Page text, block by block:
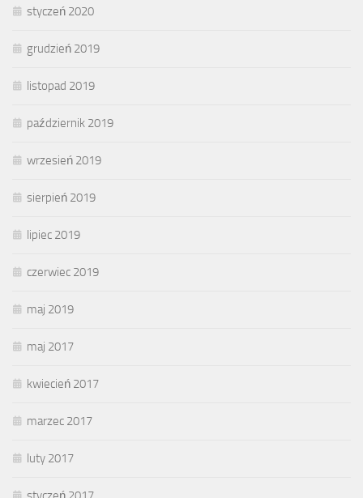
styczeń 2020
grudzień 2019
listopad 2019
październik 2019
wrzesień 2019
sierpień 2019
lipiec 2019
czerwiec 2019
maj 2019
maj 2017
kwiecień 2017
marzec 2017
luty 2017